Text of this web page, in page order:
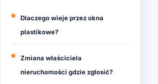
Dlaczego wieje przez okna
plastikowe?
Zmiana właściciela
nieruchomości gdzie zgłosić?